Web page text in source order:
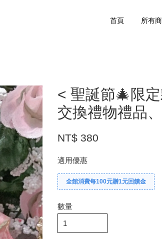
首頁 所有
< 聖誕節🎄限
交換禮物禮品
NT$ 380
適用優惠
全館消費每100元贈1元回饋金
數量